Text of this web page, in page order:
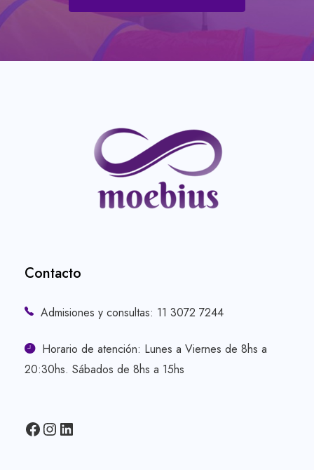
Contacto
Admisiones y consultas: 11 3072 7244
Horario de atención: Lunes a Viernes de 8hs a
20:30hs. Sábados de 8hs a 15hs
Facebook Instagram LinkedIn